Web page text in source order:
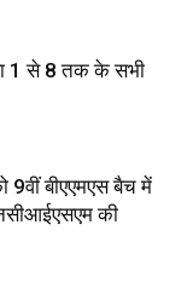
1 से 8 तक के सभी
9वीं बीएएमएस बैच में
की